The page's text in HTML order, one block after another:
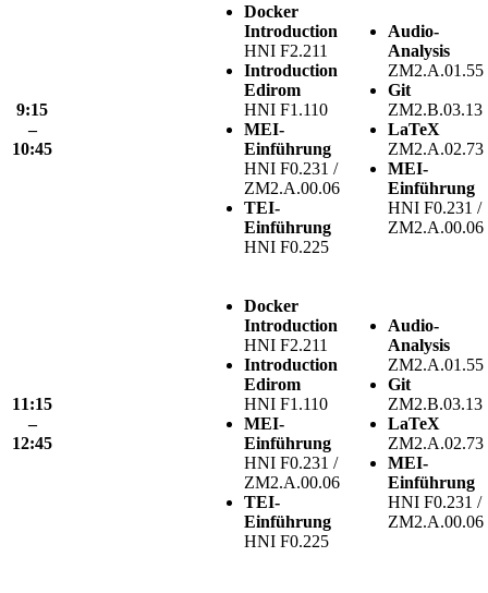
9:15
–
10:45
Docker
Introduction
HNI F2.211
Introduction
Edirom
HNI F1.110
MEI-
Einführung
HNI F0.231 /
ZM2.A.00.06
TEI-
Einführung
HNI F0.225
Audio-
Analysis
ZM2.A.01.55
Git
ZM2.B.03.13
LaTeX
ZM2.A.02.73
MEI-
Einführung
HNI F0.231 /
ZM2.A.00.06
11:15
–
12:45
Docker
Introduction
HNI F2.211
Introduction
Edirom
HNI F1.110
MEI-
Einführung
HNI F0.231 /
ZM2.A.00.06
TEI-
Einführung
HNI F0.225
Audio-
Analysis
ZM2.A.01.55
Git
ZM2.B.03.13
LaTeX
ZM2.A.02.73
MEI-
Einführung
HNI F0.231 /
ZM2.A.00.06